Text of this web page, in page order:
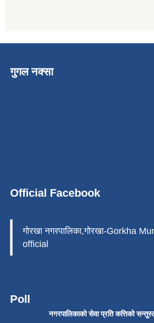
गुगल नक्सा
Official Facebook
गोरखा नगरपालिका,गोरखा-Gorkha
official
Poll
नगरपालिकाको सेवा प्रति कत्तिको